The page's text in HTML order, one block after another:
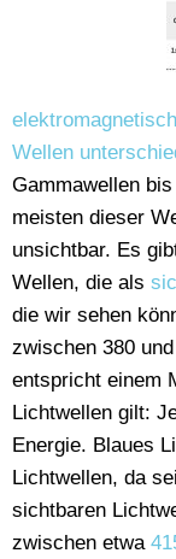
Wellen
Gammawellen
meisten dieser
unsichtbar. Es
Wellen, die als
die wir sehen
zwischen 380
entspricht einem
Lichtwellen gilt:
Energie. Blaues
Lichtwellen, da
sichtbaren
zwischen etwa